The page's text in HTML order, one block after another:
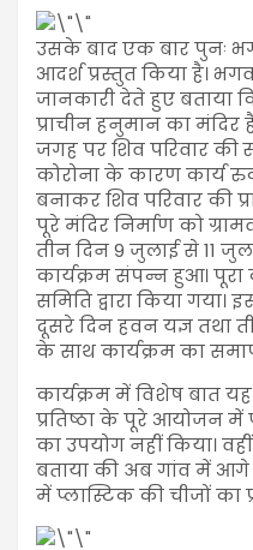
उसके बाद एक बार पुनः
आदर्श प्रस्तुत किया है।
जानकारी देते हुए बताया
प्राचीन हनुमान का
जगह पर शिव परिवार की
कोरोना के कारण कार्य
बनाकर शिव परिवार की
पूरे मंदिर निर्माण को
तीन दिन 9 जुलाई से 11
कार्यक्रम संपन्न हुआ। पूरा
समिति द्वारा किया गया।
दूसरे दिन हवन यज्ञ तथा
के साथ कार्यक्रम का
कार्यक्रम में विशेष बात यह
प्रतिष्ठा के पूरे आयोजन में
का उपयोग नहीं किया।
बताया की अब गांव में आगे
में प्लास्टिक की चीजों का